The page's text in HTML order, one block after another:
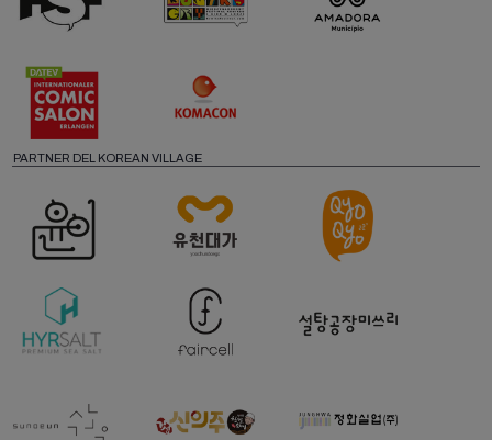
PARTNER DEL KOREAN VILLAGE